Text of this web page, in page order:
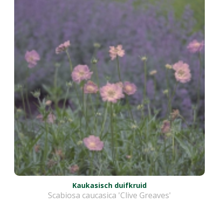
Kaukasisch duifkruid
Scabiosa caucasica 'Clive Greaves'